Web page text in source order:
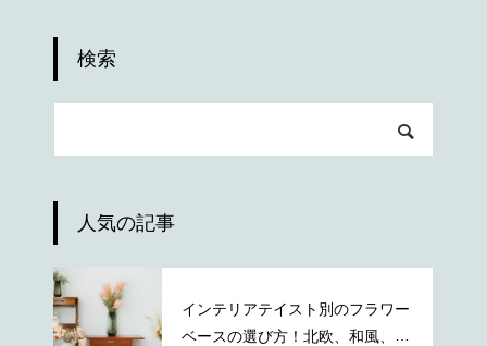
検索
人気の記事
インテリアテイスト別のフラワー
ベースの選び方！北欧、和風、ナ